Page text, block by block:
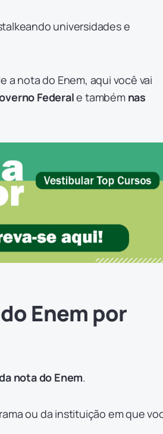
universidades e
a nota do Enem, aqui você vai
Federale também nas
Enem por
nota do Enem.
ou da instituição em que